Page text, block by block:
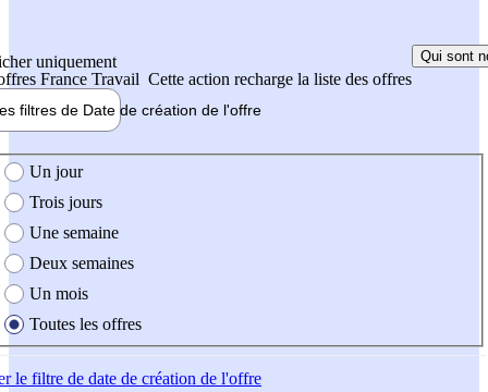
uniquement
France Travail Cette action recharge la liste des offres
Qui sont
filtres de Date de création de l'offre
création de l'offre
Un jour
Trois jours
Une semaine
Deux semaines
Un mois
Toutes les offres
le filtre de date de création de l'offre